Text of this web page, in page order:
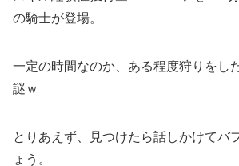
の騎士が登場。
一定の時間なのか、ある程度狩りをし
謎ｗ
とりあえず、見つけたら話しかけてバ
ょう。